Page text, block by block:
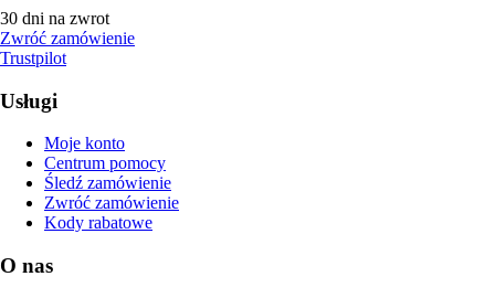
30 dni na zwrot
Zwróć zamówienie
Trustpilot
Usługi
Moje konto
Centrum pomocy
Śledź zamówienie
Zwróć zamówienie
Kody rabatowe
O nas